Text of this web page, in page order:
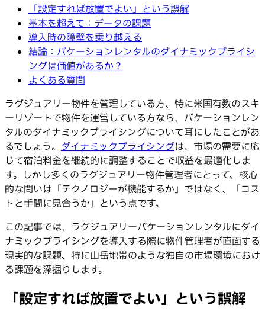
「設定すれば放置でよい」という誤解
基本を超えて：データの課題
導入時の障壁を乗り越える
結論：バケーションレンタルのダイナミックプライシ
ングは価値があるか？
よくある質問
ラグジュアリー物件を管理している方、特に米国有数のスキ
ーリゾートで物件を運営している方なら、バケーションレン
タルのダイナミックプライシングについて耳にしたことがあ
るでしょう。 ダイナミックプライシングは、市場の需要に応
じて宿泊料金を継続的に調整することで収益を最適化しま
す。しかし多くのラグジュアリー物件管理者にとって、核心
的な問いは「テクノロジーが機能するか」ではなく、「コス
トと手間に見合うか」という点です。
この記事では、ラグジュアリーバケーションレンタルにダイ
ナミックプライシングを導入する際に物件管理者が直面する
現実的な課題、特に山岳地帯のような独自の市場環境におけ
る課題を深掘りします。
「設定すれば放置でよい」という誤解